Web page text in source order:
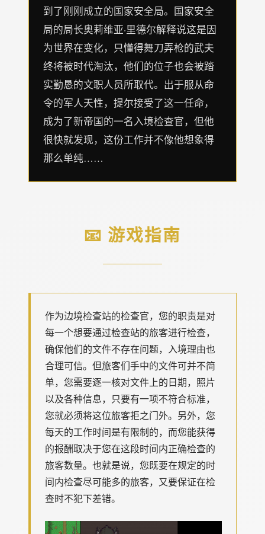
到了刚刚成立的国家安全局。国家安全
局的局长奥莉维亚·里德尔解释说这是因
为世界在变化，只懂得舞刀弄枪的武夫
终将被时代淘汰，他们的位子也会被踏
实勤恳的文职人员所取代。出于服从命
令的军人天性，提尔接受了这一任命，
成为了新帝国的一名入境检查官，但他
很快就发现，这份工作并不像他想象得
那么单纯……
📧 游戏指南
作为边境检查站的检查官，您的职责是对
每一个想要通过检查站的旅客进行检查，
确保他们的文件不存在问题，入境理由也
合理可信。但旅客们手中的文件可并不简
单，您需要逐一核对文件上的日期，照片
以及各种信息，只要有一项不符合标准，
您就必须将这位旅客拒之门外。另外，您
每天的工作时间是有限制的，而您能获得
的报酬取决于您在这段时间内正确检查的
旅客数量。也就是说，您既要在规定的时
间内检查尽可能多的旅客，又要保证在检
查时不犯下差错。